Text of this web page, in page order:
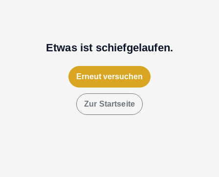
Etwas ist schiefgelaufen.
Erneut versuchen
Zur Startseite